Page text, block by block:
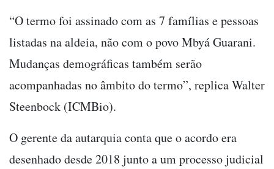
“O termo foi assinado com as 7 famílias e pessoas
listadas na aldeia, não com o povo Mbyá Guarani.
Mudanças demográficas também serão
acompanhadas no âmbito do termo”, replica Walter
Steenbock (ICMBio).
O gerente da autarquia conta que o acordo era
desenhado desde 2018 junto a um processo judicial